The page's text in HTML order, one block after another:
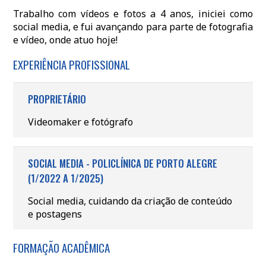
Trabalho com vídeos e fotos a 4 anos, iniciei como
social media, e fui avançando para parte de fotografia
e vídeo, onde atuo hoje!
EXPERIÊNCIA PROFISSIONAL
PROPRIETÁRIO
Videomaker e fotógrafo
SOCIAL MEDIA - POLICLÍNICA DE PORTO ALEGRE
(1/2022 A 1/2025)
Social media, cuidando da criação de conteúdo
e postagens
FORMAÇÃO ACADÊMICA